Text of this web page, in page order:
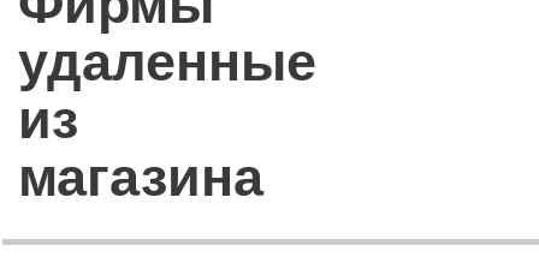
удаленные
из
магазина